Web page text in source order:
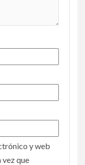
y web
vez que